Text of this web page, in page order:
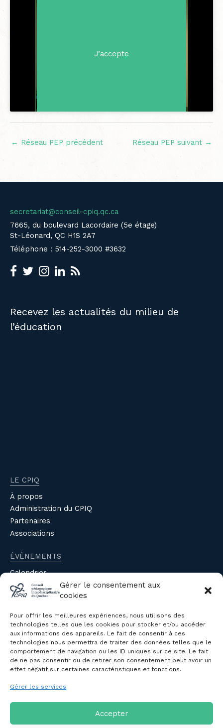
Gérer le consentement aux
cookies
Pour offrir les meilleures expériences, nous utilisons des
technologies telles que les cookies pour stocker et/ou accéder
aux informations des appareils. Le fait de consentir à ces
technologies nous permettra de traiter des données telles que le
comportement de navigation ou les ID uniques sur ce site. Le fait
de ne pas consentir ou de retirer son consentement peut avoir un
effet négatif sur certaines caractéristiques et fonctions.
Gérer les services
Accepter
J’accepte
← Réseau PEP précédent Réseau PEP suivant →
secretariat@conseil-cpiq.qc.ca
7665, du boulevard Lacordaire (5e étage)
St-Léonard, QC H1S 2A7
Téléphone : 514-252-3000 #3632
Recevez les actualités du milieu de
l’éducation
LE CPIQ
À propos
Administration du CPIQ
Partenaires
Associations
ÉVÈNEMENTS
Calendrier
Évènements du CPIQ
Revue
Avis et mémoires
Autres publications
NOUS JOINDRE
Politique de confidentialité des
Politique de cookies (CA)